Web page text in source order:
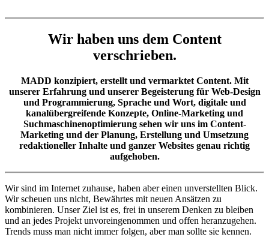
Wir haben uns dem Content
verschrieben.
MADD konzipiert, erstellt und vermarktet Content. Mit
unserer Erfahrung und unserer Begeisterung für Web-Design
und Programmierung, Sprache und Wort, digitale und
kanalübergreifende Konzepte, Online-Marketing und
Suchmaschinenoptimierung sehen wir uns im Content-
Marketing und der Planung, Erstellung und Umsetzung
redaktioneller Inhalte und ganzer Websites genau richtig
aufgehoben.
Wir sind im Internet zuhause, haben aber einen unverstellten Blick.
Wir scheuen uns nicht, Bewährtes mit neuen Ansätzen zu
kombinieren. Unser Ziel ist es, frei in unserem Denken zu bleiben
und an jedes Projekt unvoreingenommen und offen heranzugehen.
Trends muss man nicht immer folgen, aber man sollte sie kennen.